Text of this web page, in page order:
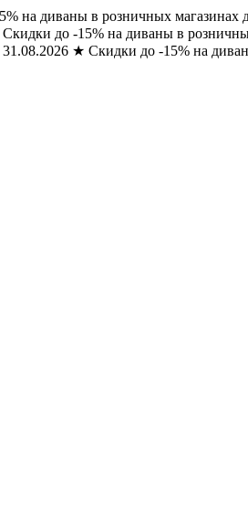
на диваны в розничных магазинах
Скидки до -15% на диваны в
★ Скидки до -15% на